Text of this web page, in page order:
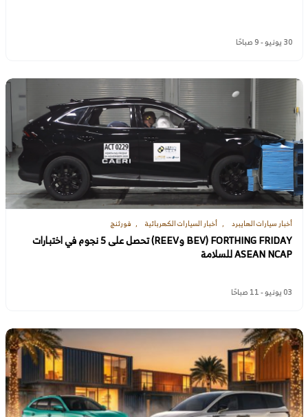
30 يونيو - 9 صباحًا
أخبار سيارات الهايبرد أخبار السيارات الكهربائية فورثنج
FORTHING FRIDAY (BEV وREEV) تحصل على 5 نجوم في اختبارات
ASEAN NCAP للسلامة
03 يونيو - 11 صباحًا